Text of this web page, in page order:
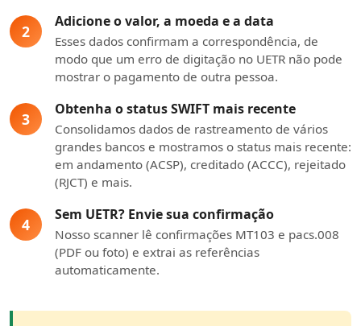
2
Adicione o valor, a moeda e a data
Esses dados confirmam a correspondência, de
modo que um erro de digitação no UETR não pode
mostrar o pagamento de outra pessoa.
3
Obtenha o status SWIFT mais recente
Consolidamos dados de rastreamento de vários
grandes bancos e mostramos o status mais recente:
em andamento (ACSP), creditado (ACCC), rejeitado
(RJCT) e mais.
4
Sem UETR? Envie sua confirmação
Nosso scanner lê confirmações MT103 e pacs.008
(PDF ou foto) e extrai as referências
automaticamente.